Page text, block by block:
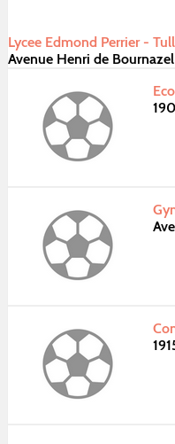
Lycee Edmond Perrier -
Avenue Henri de